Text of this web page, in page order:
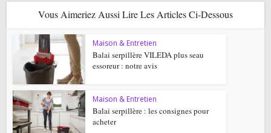
Vous Aimeriez Aussi Lire Les Articles Ci-Dessous
Maison & Entretien
Balai serpillère VILEDA plus seau
essoreur : notre avis
Maison & Entretien
Balai serpillère : les consignes pour
acheter